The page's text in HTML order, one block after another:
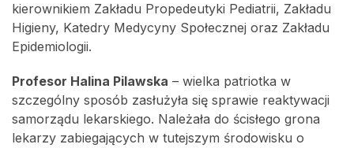
kierownikiem Zakładu Propedeutyki Pediatrii, Zakładu
Higieny, Katedry Medycyny Społecznej oraz Zakładu
Epidemiologii.
Profesor Halina Pilawska – wielka patriotka w
szczególny sposób zasłużyła się sprawie reaktywacji
samorządu lekarskiego. Należała do ścisłego grona
lekarzy zabiegających w tutejszym środowisku o